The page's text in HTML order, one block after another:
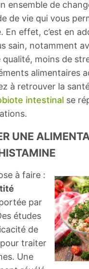
ensemble de
de vie qui vous
En effet, c’est en
sain, notamment
moins de
alimentaires
à retrouver la
intestinal se
UNE
à faire :
par
études
de
traiter
Une